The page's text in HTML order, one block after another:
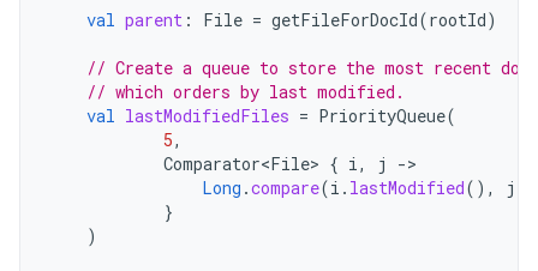
val parent : File = getFileForDocId(rootId)
// Create a queue to store the most recent
// which orders by last modified.
val lastModifiedFiles = PriorityQueue(
5,
Comparator<File> { i, j -
Long .compare(i . lastModified(), j
}
)